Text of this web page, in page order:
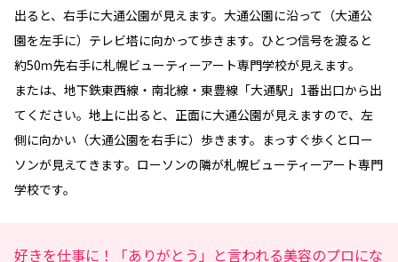
出ると、右手に大通公園が見えます。大通公園に沿って（大通公
園を左手に）テレビ塔に向かって歩きます。ひとつ信号を渡ると
約50ｍ先右手に札幌ビューティーアート専門学校が見えます。
または、地下鉄東西線・南北線・東豊線「大通駅」1番出口から出
てください。地上に出ると、正面に大通公園が見えますので、左
側に向かい（大通公園を右手に）歩きます。まっすぐ歩くとロー
ソンが見えてきます。ローソンの隣が札幌ビューティーアート専門
学校です。
好きを仕事に！「ありがとう」と言われる美容のプロにな